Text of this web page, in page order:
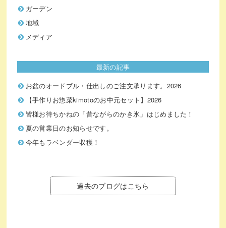
ガーデン
地域
メディア
最新の記事
お盆のオードブル・仕出しのご注文承ります。2026
【手作りお惣菜kimotoのお中元セット】2026
皆様お待ちかねの「昔ながらのかき氷」はじめました！
夏の営業日のお知らせです。
今年もラベンダー収穫！
過去のブログはこちら